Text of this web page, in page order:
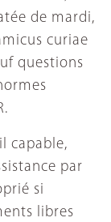
de mardi,
curiae
questions
capable,
par
si
libres